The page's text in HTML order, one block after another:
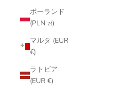
ポーランド
(PLN zł)
マルタ (EUR
€)
ラトビア
(EUR €)